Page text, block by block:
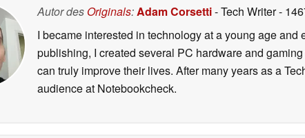
Autor des Originals:Adam Corsetti- Tech Writer-
I became interested in technology at a young age
publishing, I created several PC hardware and
can truly improve their lives. After many years as a
audience at Notebookcheck.